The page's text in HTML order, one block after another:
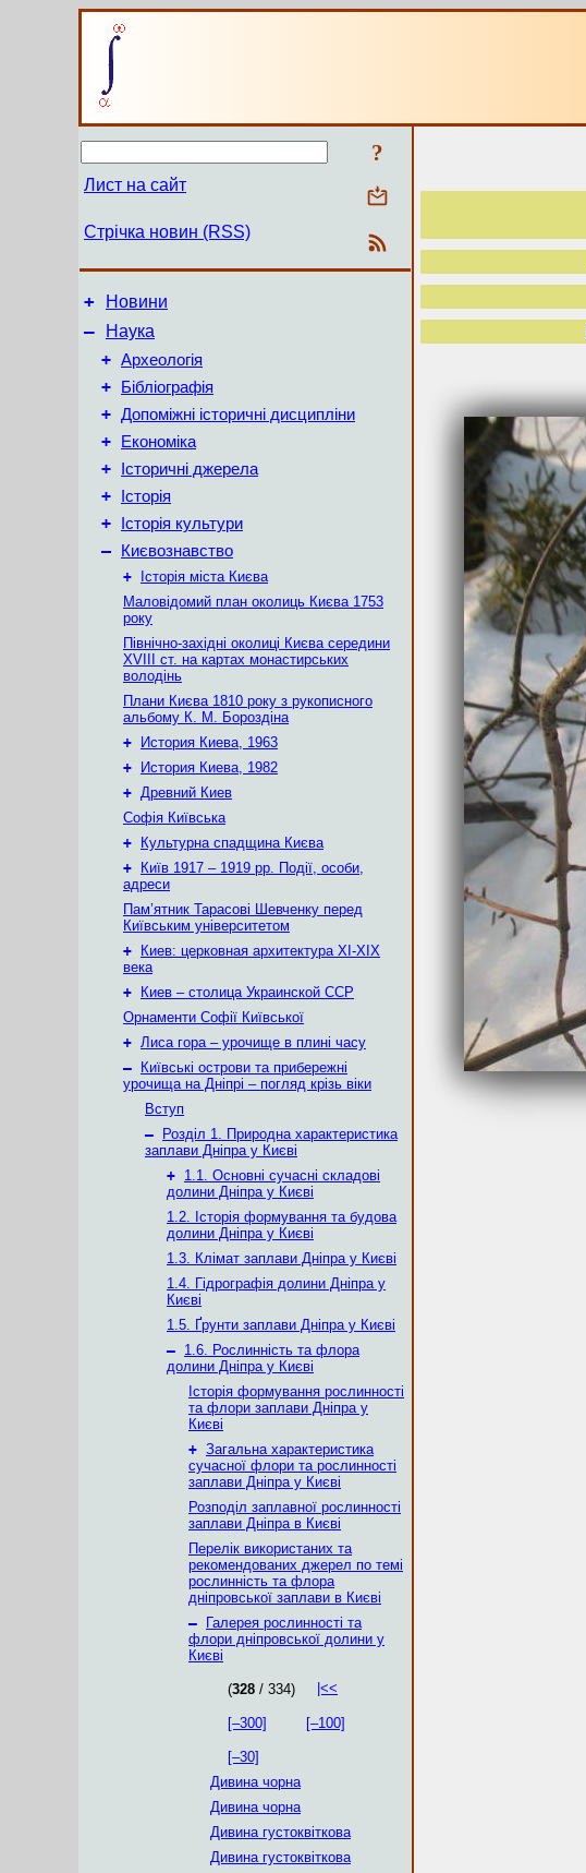
?
Лист на сайт
Стрічка новин (RSS)
+ Новини
–
Наука
+ Археологія
+ Бібліографія
+ Допоміжні історичні дисципліни
+ Економіка
+ Історичні джерела
+ Історія
+ Історія культури
– Києвознавство
+
Історія міста Києва
Маловідомий план околиць Києва 1753
року
Північно-західні околиці Києва середини
XVIII ст. на картах монастирських
володінь
Плани Києва 1810 року з рукописного
альбому К. М. Бороздіна
+
История Киева, 1963
+
История Киева, 1982
+ Древний Киев
Софія Київська
+
Культурна спадщина Києва
+
Київ 1917 – 1919 рр. Події, особи,
адреси
Пам’ятник Тарасові Шевченку перед
Київським університетом
+
Киев: церковная архитектура XI-XIX
века
+
Киев – столица Украинской ССР
Орнаменти Софії Київської
+ Лиса гора – урочище в плині часу
–
Київські острови та прибережні
урочища на Дніпрі – погляд крізь віки
Вступ
–
Розділ 1. Природна характеристика
заплави Дніпра у Києві
+ 1.1. Основні сучасні складові
долини Дніпра у Києві
1.2. Історія формування та будова
долини Дніпра у Києві
1.3. Клімат заплави Дніпра у Києві
1.4. Гідрографія долини Дніпра у
Києві
1.5. Ґрунти заплави Дніпра у Києві
– 1.6. Рослинність та флора
долини Дніпра у Києві
Історія формування рослинності
та флори заплави Дніпра у
Києві
+ Загальна характеристика
сучасної флори та рослинності
заплави Дніпра у Києві
Розподіл заплавної рослинності
заплави Дніпра в Києві
Перелік використаних та
рекомендованих джерел по темі
рослинність та флора
дніпровської заплави в Києві
–
Галерея рослинності та
флори дніпровської долини у
Києві
(328 / 334) |<<
[–300] [–100]
[–30]
Дивина чорна
Дивина чорна
Дивина густоквіткова
Дивина густоквіткова